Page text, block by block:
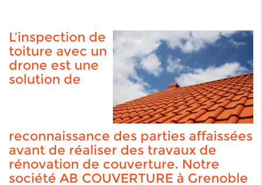
L’inspection de
toiture avec un
drone est une
solution de
reconnaissance des parties affaissées
avant de réaliser des travaux de
rénovation de couverture. Notre
société AB COUVERTURE à Grenoble